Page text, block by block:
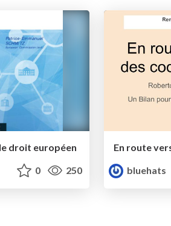
droit européen
0 250
bluehats